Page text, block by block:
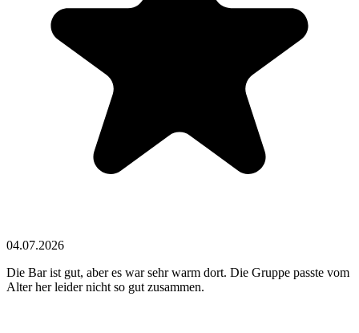
04.07.2026
Die Bar ist gut, aber es war sehr warm dort. Die Gruppe passte vom
Alter her leider nicht so gut zusammen.